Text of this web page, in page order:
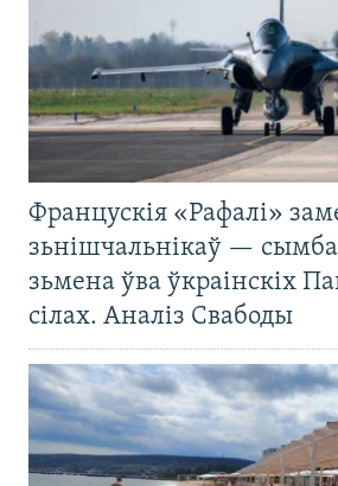
Францускія «Рафалі»
зьнішчальнікаў —
зьмена ўва ўкраінскіх
сілах. Аналіз Свабоды